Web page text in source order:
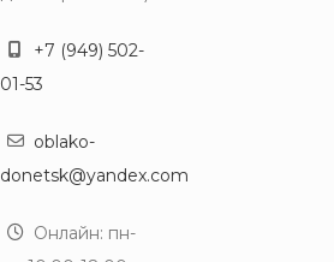
+7 (949) 502-
01-53
oblako-
donetsk@yandex.com
Онлайн: пн-